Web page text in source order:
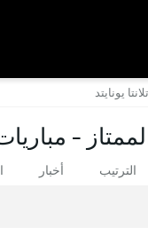
يونايتد
-
الترتيب أخبار